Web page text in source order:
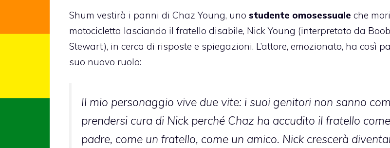
Shum vestirà i panni di Chaz Young, uno studente omosessuale che
motocicletta lasciando il fratello disabile, Nick Young (interpretato da
Stewart), in cerca di risposte e spiegazioni. L’attore, emozionato, ha così
suo nuovo ruolo:
Il mio personaggio vive due vite: i suoi genitori non sanno
prendersi cura di Nick perché Chaz ha accudito il fratello
padre, come un fratello, come un amico. Nick crescerà